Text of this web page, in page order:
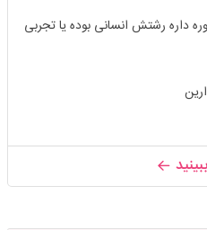
داره رشتش انسانی بوده یا تجربی